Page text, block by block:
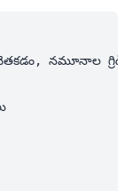
నమూనాల గ్రిడ్